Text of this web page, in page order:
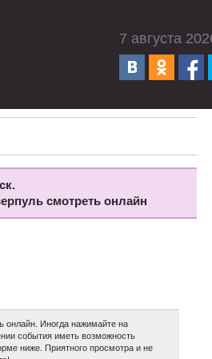
7 августа
смотреть онлайн
онлайн. Иногда нажимайте на
события иметь возможность
ниже. Приятного просмотра и не